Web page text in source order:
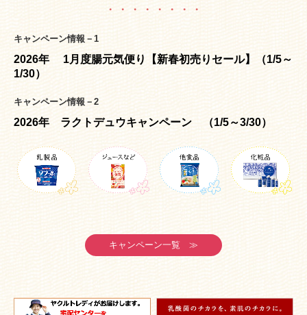
・・・・・・・・
キャンペーン情報－1
2026年 1月度腸元気便り【新春初売りセール】（1/5～
1/30）
キャンペーン情報－2
2026年 ラクトデュウキャンペーン （1/5～3/30）
キャンペーン一覧 ≫